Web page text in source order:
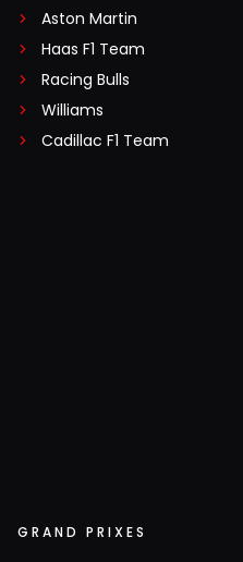
Aston Martin
Haas F1 Team
Racing Bulls
Williams
Cadillac F1 Team
GRAND PRIXES